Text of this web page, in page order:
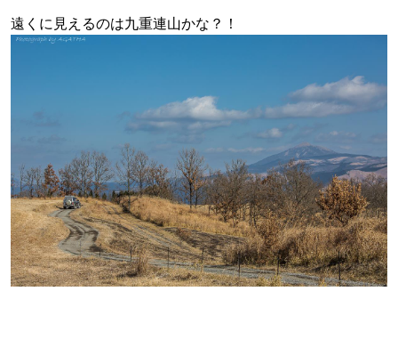
遠くに見えるのは九重連山かな？！